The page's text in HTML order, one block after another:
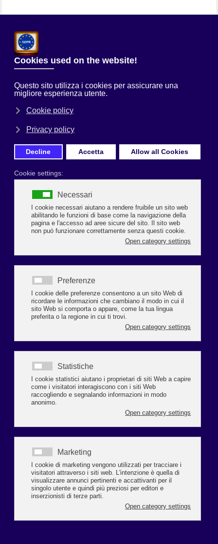
Chi Siamo
Sei qui:Home Uncategorised
Prima Pagina
SOSTENIBILITÀ AMBIENTALE ANCHE ATTRAVERSO IL TURISMO
ISCOM E.R. RAVENNA LANCIA I CORSI PER
DIVENTARE GUIDA AMBIENTALE
ESCURSIONISTICA
Negli ultimi sei anni, Iscom E.R. ha formato oltre 80 professionisti
nel settore turistico, garantendo alta qualità e immediate
prospettive lavorative
Il 2025, l’anno del Giubileo, sarà un anno straordinario per chi sogna di
intraprendere la professione di Guida Ambientale Escursionistica,
un'occasione unica per promuovere la tutela degli ecosistemi montani e
Per supportare chi desidera cogliere questa opportunità, Iscom E.R.
Ravenna, ente di formazione di Confcommercio, organizza due corsi
dedicati: il primo è un corso preparatorio all'esame di abilitazione per
Guida Ambientale Escursionistica (in partenza a gennaio 2025, per
fornire tutti gli strumenti necessari a superare con successo la prova di
accesso); il secondo è un Corso abilitante per Guida Ambientale
Escursionistica, un percorso formativo di 150 ore che combina lezioni